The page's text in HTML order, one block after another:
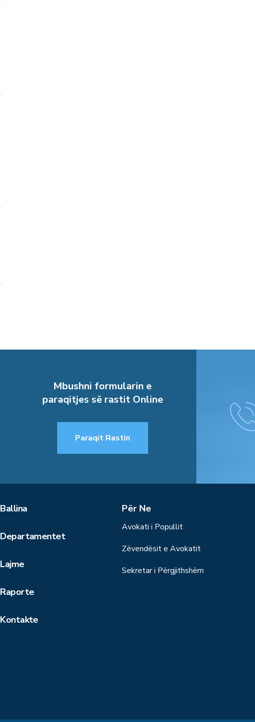
Mbushni formularin e
paraqitjes së rastit Online
Paraqit Rastin
Ballina
Departamentet
Lajme
Raporte
Kontakte
Për Ne
Avokati i Popullit
Zëvendësit e Avokatit
Sekretar i Përgjithshëm